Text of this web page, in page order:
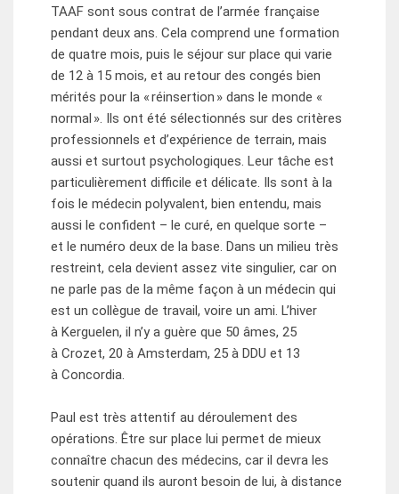
TAAF sont sous contrat de l’armée française
pendant deux ans. Cela comprend une formation
de quatre mois, puis le séjour sur place qui varie
de 12 à 15 mois, et au retour des congés bien
mérités pour la « réinsertion » dans le monde «
normal ». Ils ont été sélectionnés sur des critères
professionnels et d’expérience de terrain, mais
aussi et surtout psychologiques. Leur tâche est
particulièrement difficile et délicate. Ils sont à la
fois le médecin polyvalent, bien entendu, mais
aussi le confident – le curé, en quelque sorte –
et le numéro deux de la base. Dans un milieu très
restreint, cela devient assez vite singulier, car on
ne parle pas de la même façon à un médecin qui
est un collègue de travail, voire un ami. L’hiver
à Kerguelen, il n’y a guère que 50 âmes, 25
à Crozet, 20 à Amsterdam, 25 à DDU et 13
à Concordia.
Paul est très attentif au déroulement des
opérations. Être sur place lui permet de mieux
connaître chacun des médecins, car il devra les
soutenir quand ils auront besoin de lui, à distance